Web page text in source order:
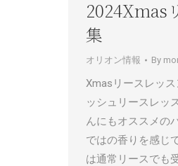
2024Xmas
集
オリオン情報 By
Xmasリースレッ
ッシュリースレッ
んにもオススメの
ではの香りを感じ
は通常リースでも